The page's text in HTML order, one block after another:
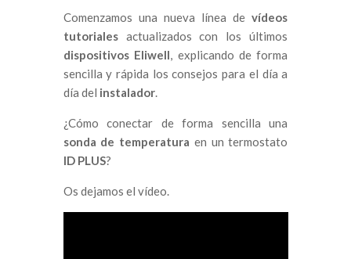
Comenzamos una nueva línea devídeos
tutorialesactualizados con los últimos
dispositivos Eliwell, explicando de forma
sencilla y rápida los consejos para el día a
día del instalador.
¿Cómo conectar de forma sencilla una
sonda de temperatura en un termostato
ID PLUS?
Os dejamos el vídeo.